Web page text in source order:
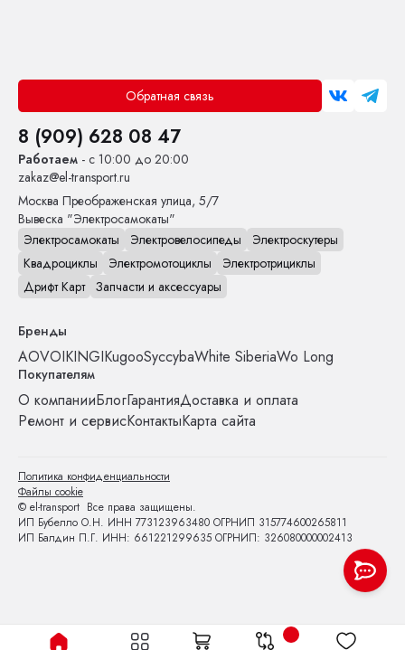
Обратная связь
8 (909) 628 08 47
Работаем - с 10:00 до 20:00
zakaz@el-transport.ru
Москва Преображенская улица, 5/7
Вывеска "Электросамокаты"
Электросамокаты
Электровелосипеды
Электроскутеры
Квадроциклы
Электромотоциклы
Электротрициклы
Дрифт Карт Запчасти и аксессуары
Бренды
AOVOIKINGIKugooSyccybaWhite SiberiaWo Long
Покупателям
О компанииБлогГарантияДоставка и оплата
Ремонт и сервисКонтактыКарта сайта
© el-transport Все права защищены.
ИП Бубелло О.Н. ИНН 773123963480 ОГРНИП 315774600265811
ИП Балдин П.Г. ИНН: 661221299635 ОГРНИП: 326080000002413
Политика конфиденциальности
Файлы cookie